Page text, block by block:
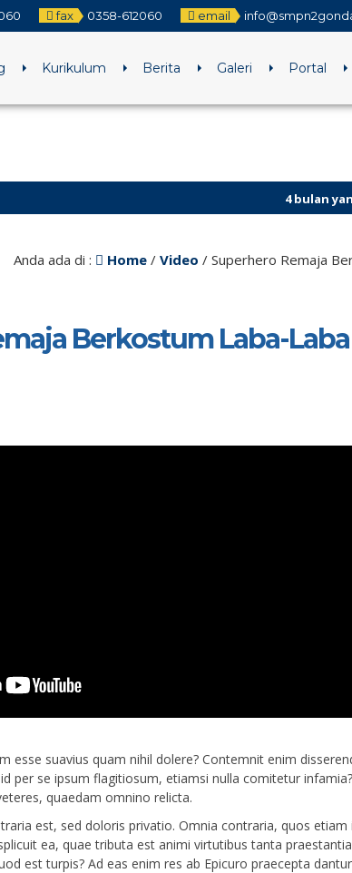
fax 0358-612060 email
Kurikulum Berita Galeri Portal
4 bulan yang lalu/
Anda ada di : Home / Video / Superhero Remaja
Berkostum Laba-Laba
esse suavius quam nihil dolere? Contemnit enim
per se ipsum flagitiosum, etiamsi nulla comitetur
quaedam omnino relicta.
est, sed doloris privatio. Omnia contraria, quos etiam
ea, quae tributa est animi virtutibus tanta
est turpis? Ad eas enim res ab Epicuro praecepta